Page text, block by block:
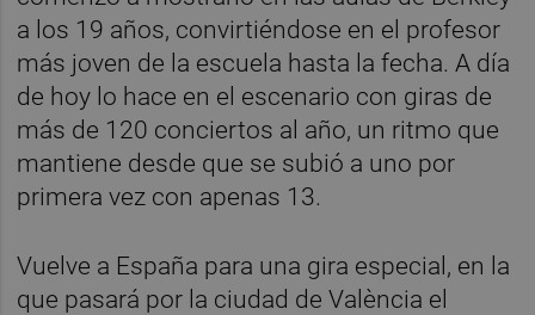
a los 19 años, convirtiéndose en el profesor
más joven de la escuela hasta la fecha. A día
de hoy lo hace en el escenario con giras de
más de 120 conciertos al año, un ritmo que
mantiene desde que se subió a uno por
primera vez con apenas 13.
Vuelve a España para una gira especial, en la
que pasará por la ciudad de València el